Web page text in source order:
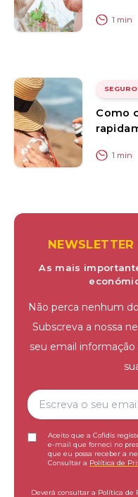
1 min
Como
1 min
As mais
Não perca nenhum
Subscreva a nossa
seu email
Aceito que a Cofidis
e-mail que forneci no
que eu possa receber a
Consultar a Política de
Deverá consultar a Política de